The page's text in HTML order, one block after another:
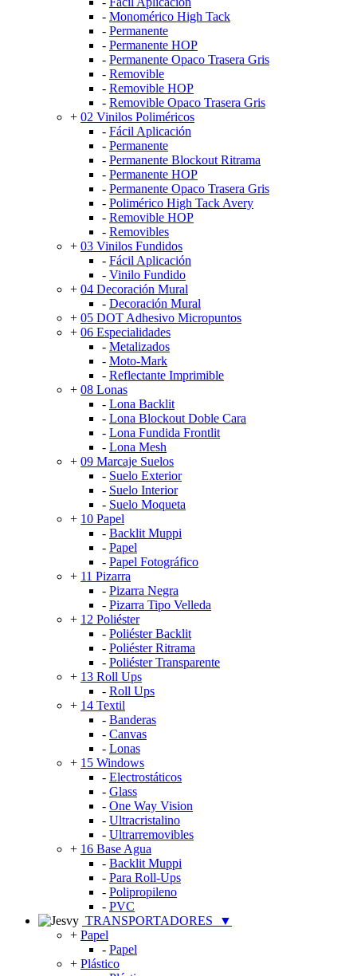
- Monomérico High Tack
- Permanente
- Permanente HOP
- Permanente Opaco Trasera Gris
- Removible
- Removible HOP
- Removible Opaco Trasera Gris
+ 02 Vinilos Poliméricos
- Fácil Aplicación
- Permanente
- Permanente Blockout Ritrama
- Permanente HOP
- Permanente Opaco Trasera Gris
- Polimérico High Tack Avery
- Removible HOP
- Removibles
+ 03 Vinilos Fundidos
- Fácil Aplicación
- Vinilo Fundido
+ 04 Decoración Mural
- Decoración Mural
+ 05 DOT Adhesivo Micropuntos
+ 06 Especialidades
- Metalizados
- Moto-Mark
- Reflectante Imprimible
+ 08 Lonas
- Lona Backlit
- Lona Blockout Doble Cara
- Lona Fundida Frontlit
- Lona Mesh
+ 09 Marcaje Suelos
- Suelo Exterior
- Suelo Interior
- Suelo Moqueta
+ 10 Papel
- Backlit Muppi
- Papel
- Papel Fotográfico
+ 11 Pizarra
- Pizarra Negra
- Pizarra Tipo Velleda
+ 12 Poliéster
- Poliéster Backlit
- Poliéster Ritrama
- Poliéster Transparente
+ 13 Roll Ups
- Roll Ups
+ 14 Textil
- Banderas
- Canvas
- Lonas
+ 15 Windows
- Electrostáticos
- Glass
- One Way Vision
- Ultracristalino
- Ultrarremovibles
+ 16 Base Agua
- Backlit Muppi
- Para Roll-Ups
- Polipropileno
- PVC
TRANSPORTADORES
▼
+ Papel
- Papel
+ Plástico